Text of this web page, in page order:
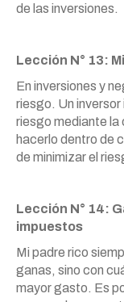
de las inversiones.
Lección N° 13:
En inversiones y
riesgo. Un
riesgo mediante la
hacerlo dentro de
de minimizar el
Lección N° 14:
impuestos
Mi padre rico
ganas, sino con
mayor gasto. Es